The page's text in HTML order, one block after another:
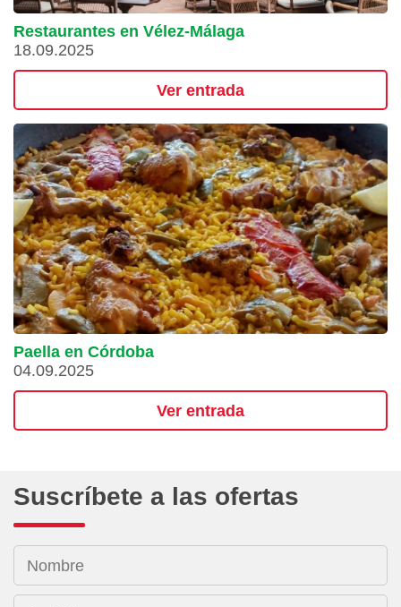
Restaurantes en Vélez-Málaga
18.09.2025
Ver entrada
Paella en Córdoba
04.09.2025
Ver entrada
Suscríbete a las ofertas
Nombre